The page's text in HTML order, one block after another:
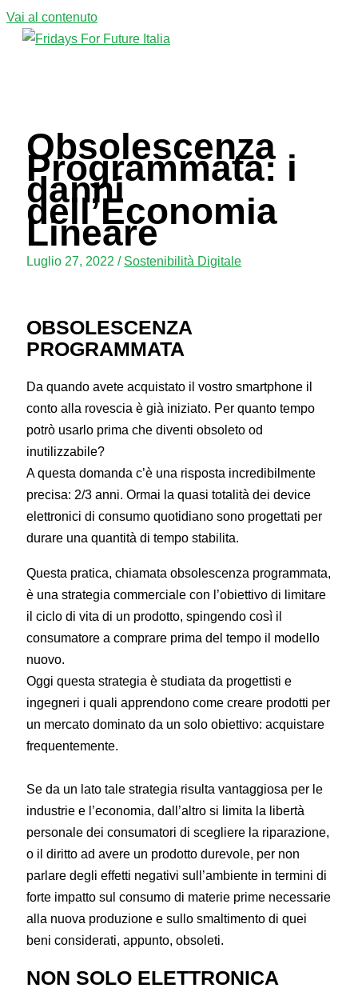
Vai al contenuto
Obsolescenza
Programmata: i
danni
dell’Economia
Lineare
Luglio 27, 2022/ Sostenibilità Digitale
OBSOLESCENZA
PROGRAMMATA
Da quando avete acquistato il vostro smartphone il
conto alla rovescia è già iniziato. Per quanto tempo
potrò usarlo prima che diventi obsoleto od
inutilizzabile?
A questa domanda c’è una risposta incredibilmente
precisa: 2/3 anni. Ormai la quasi totalità dei device
elettronici di consumo quotidiano sono progettati per
durare una quantità di tempo stabilita.
Questa pratica, chiamata obsolescenza programmata,
è una strategia commerciale con l’obiettivo di limitare
il ciclo di vita di un prodotto, spingendo così il
consumatore a comprare prima del tempo il modello
nuovo.
Oggi questa strategia è studiata da progettisti e
ingegneri i quali apprendono come creare prodotti per
un mercato dominato da un solo obiettivo: acquistare
frequentemente.
Se da un lato tale strategia risulta vantaggiosa per le
industrie e l’economia, dall’altro si limita la libertà
personale dei consumatori di scegliere la riparazione,
o il diritto ad avere un prodotto durevole, per non
parlare degli effetti negativi sull’ambiente in termini di
forte impatto sul consumo di materie prime necessarie
alla nuova produzione e sullo smaltimento di quei
beni considerati, appunto, obsoleti.
NON SOLO ELETTRONICA